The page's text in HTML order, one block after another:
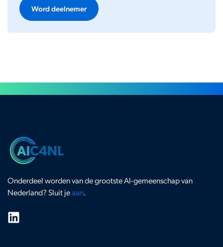
Word deelnemer
Onderdeel worden van de grootste AI-gemeenschap van
Nederland? Sluit jeaan.